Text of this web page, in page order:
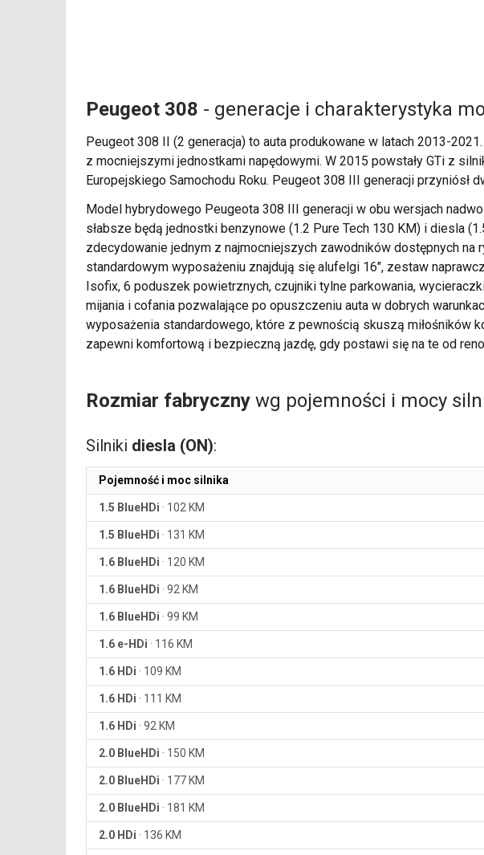
Peugeot 308 - generacje i charakterystyka
Peugeot 308 II (2 generacja) to auta produkowane w latach 2013-
z mocniejszymi jednostkami napędowymi. W 2015 powstały GTi z
Europejskiego Samochodu Roku. Peugeot 308 III generacji
Model hybrydowego Peugeota 308 III generacji w obu wersjach
słabsze będą jednostki benzynowe (1.2 Pure Tech 130 KM) i diesla
zdecydowanie jednym z najmocniejszych zawodników dostępnych
standardowym wyposażeniu znajdują się alufelgi 16", zestaw
Isofix, 6 poduszek powietrznych, czujniki tylne parkowania,
mijania i cofania pozwalające po opuszczeniu auta w dobrych
wyposażenia standardowego, które z pewnością skuszą
zapewni komfortową i bezpieczną jazdę, gdy postawi się na te od
Rozmiar fabryczny wg pojemności i mocy
Silniki diesla (ON):
Pojemność i moc silnika
1.5 BlueHDi · 102 KM
1.5 BlueHDi · 131 KM
1.6 BlueHDi · 120 KM
1.6 BlueHDi · 92 KM
1.6 BlueHDi · 99 KM
1.6 e-HDi · 116 KM
1.6 HDi · 109 KM
1.6 HDi · 111 KM
1.6 HDi · 92 KM
2.0 BlueHDi · 150 KM
2.0 BlueHDi · 177 KM
2.0 BlueHDi · 181 KM
2.0 HDi · 136 KM